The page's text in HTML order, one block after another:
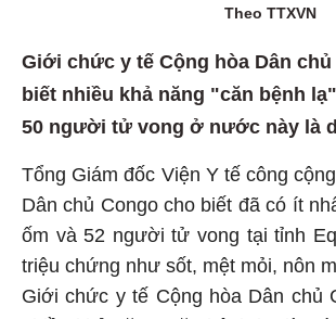
Theo TTXVN
Giới chức y tế Cộng hòa Dân
biết nhiều khả năng "căn bệnh
50 người tử vong ở nước này là
Tổng Giám đốc Viện Y tế công
Dân chủ Congo cho biết đã có ít
ốm và 52 người tử vong tại tỉnh
triệu chứng như sốt, mệt mỏi, nôn
Giới chức y tế Cộng hòa Dân chủ